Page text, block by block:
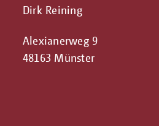
Dirk Reining
Alexianerweg 9
48163 Münster